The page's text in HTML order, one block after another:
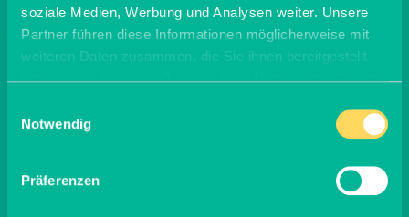
soziale Medien, Werbung und Analysen weiter. Unsere
Partner führen diese Informationen möglicherweise mit
weiteren Daten zusammen, die Sie ihnen bereitgestellt
haben oder die sie im Rahmen Ihrer Nutzung der Dienste
Notwendig
Präferenzen
+49 173-5237062
Per Mail an: